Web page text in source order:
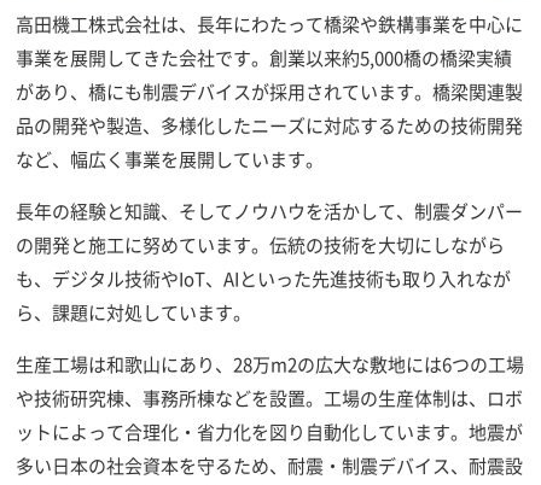
高田機工株式会社は、長年にわたって橋梁や鉄構事業を中心に
事業を展開してきた会社です。創業以来約5,000橋の橋梁実績
があり、橋にも制震デバイスが採用されています。橋梁関連製
品の開発や製造、多様化したニーズに対応するための技術開発
など、幅広く事業を展開しています。
長年の経験と知識、そしてノウハウを活かして、制震ダンパー
の開発と施工に努めています。伝統の技術を大切にしながら
も、デジタル技術やIoT、AIといった先進技術も取り入れなが
ら、課題に対処しています。
生産工場は和歌山にあり、28万m2の広大な敷地には6つの工場
や技術研究棟、事務所棟などを設置。工場の生産体制は、ロボ
ットによって合理化・省力化を図り自動化しています。地震が
多い日本の社会資本を守るため、耐震・制震デバイス、耐震設